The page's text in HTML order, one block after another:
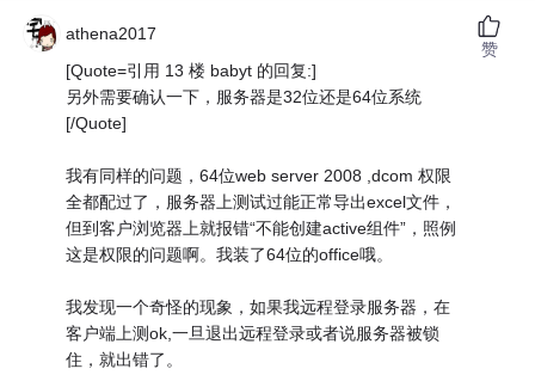
athena2017
[Quote=引用 13 楼 babyt 的回复:]
另外需要确认一下，服务器是32位还是64位系统
[/Quote]
我有同样的问题，64位web server 2008 ,dcom 权限
全都配过了，服务器上测试过能正常导出excel文件，
但到客户浏览器上就报错“不能创建active组件”，照例
这是权限的问题啊。我装了64位的office哦。
我发现一个奇怪的现象，如果我远程登录服务器，在
客户端上测ok,一旦退出远程登录或者说服务器被锁
住，就出错了。
赞